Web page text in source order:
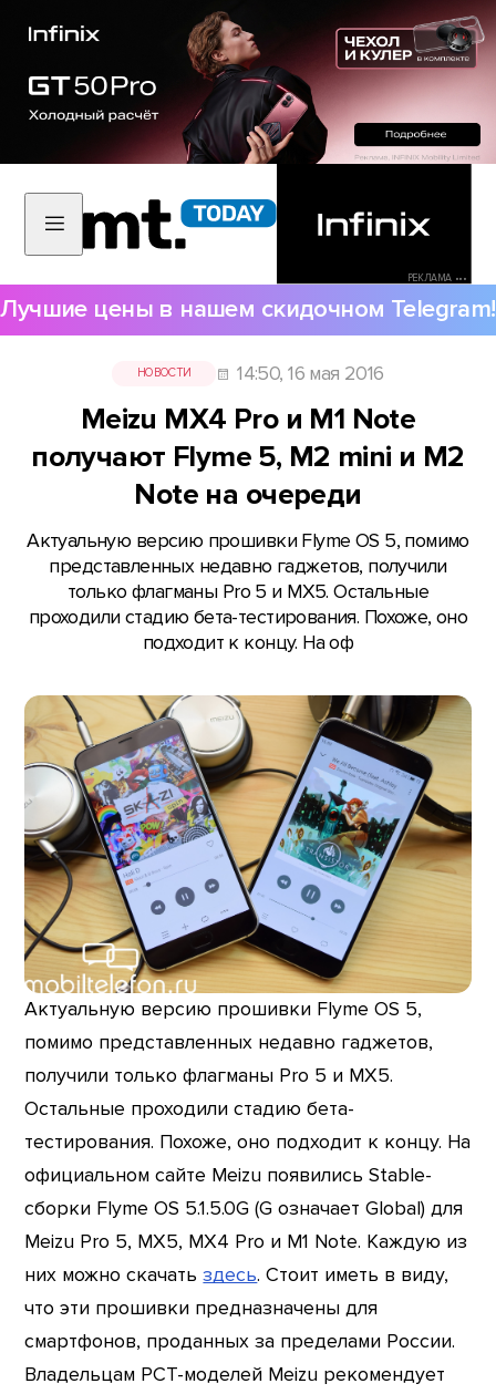
РЕКЛАМА •••
Лучшие цены в нашем скидочном Telegram!
НОВОСТИ 14:50, 16 мая 2016
Meizu MX4 Pro и M1 Note
получают Flyme 5, M2 mini и M2
Note на очереди
Актуальную версию прошивки Flyme OS 5, помимо
представленных недавно гаджетов, получили
только флагманы Pro 5 и MX5. Остальные
проходили стадию бета-тестирования. Похоже, оно
подходит к концу. На оф
Актуальную версию прошивки Flyme OS 5,
помимо представленных недавно гаджетов,
получили только флагманы Pro 5 и MX5.
Остальные проходили стадию бета-
тестирования. Похоже, оно подходит к концу. На
официальном сайте Meizu появились Stable-
сборки Flyme OS 5.1.5.0G (G означает Global) для
Meizu Pro 5, MX5, MX4 Pro и M1 Note. Каждую из
них можно скачатьздесь. Стоит иметь в виду,
что эти прошивки предназначены для
смартфонов, проданных за пределами России.
Владельцам РСТ-моделей Meizu рекомендует